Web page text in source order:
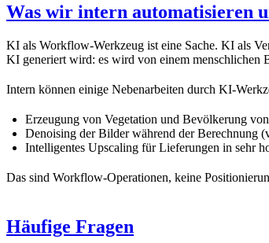
Was wir intern automatisieren
KI als Workflow-Werkzeug ist eine Sache. KI als
KI generiert wird: es wird von einem menschlichen
Intern können einige Nebenarbeiten durch KI-
Erzeugung von Vegetation und Bevölkerung
Denoising der Bilder während der Berechnung
Intelligentes Upscaling für Lieferungen in sehr
Das sind Workflow-Operationen, keine
Häufige Fragen